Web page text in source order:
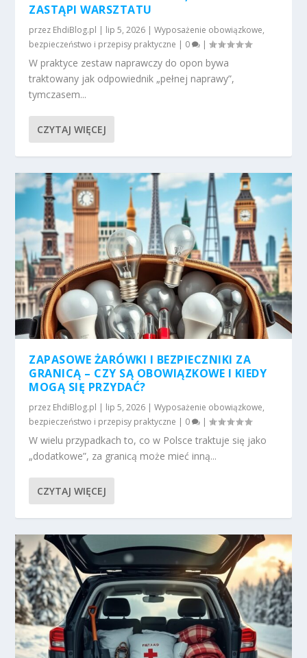
ZASTĄPI WARSZTATU
przez EhdiBlog.pl | lip 5, 2026 |Wyposażenie obowiązkowe,
bezpieczeństwo i przepisy praktyczne | 0 |
W praktyce zestaw naprawczy do opon bywa
traktowany jak odpowiednik „pełnej naprawy”,
tymczasem...
CZYTAJ WIĘCEJ
ZAPASOWE ŻARÓWKI I BEZPIECZNIKI ZA
GRANICĄ – CZY SĄ OBOWIĄZKOWE I KIEDY
MOGĄ SIĘ PRZYDAĆ?
przez EhdiBlog.pl | lip 5, 2026 |Wyposażenie obowiązkowe,
bezpieczeństwo i przepisy praktyczne | 0 |
W wielu przypadkach to, co w Polsce traktuje się jako
„dodatkowe”, za granicą może mieć inną...
CZYTAJ WIĘCEJ